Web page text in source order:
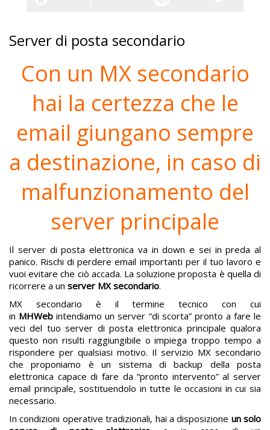
Server di posta secondario
Con un MX secondario
hai la certezza che le
email giungano sempre
a destinazione, in caso di
malfunzionamento del
server principale
Il server di posta elettronica va in down e sei in preda al
panico. Rischi di perdere email importanti per il tuo lavoro e
vuoi evitare che ciò accada. La soluzione proposta è quella di
ricorrere a un server MX secondario.
MX secondario è il termine tecnico con cui
in MHWeb intendiamo un server “di scorta” pronto a fare le
veci del tuo server di posta elettronica principale qualora
questo non risulti raggiungibile o impiega troppo tempo a
rispondere per qualsiasi motivo. Il servizio MX secondario
che proponiamo è un sistema di backup della posta
elettronica capace di fare da “pronto intervento” al server
email principale, sostituendolo in tutte le occasioni in cui sia
necessario.
In condizioni operative tradizionali, hai a disposizione un solo